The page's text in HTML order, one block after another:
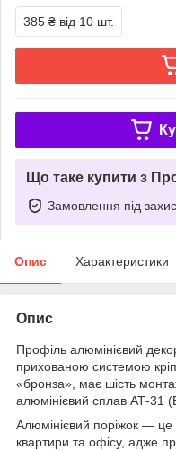
385 ₴ від 10 шт.
Що таке купити з
Замовлення під
Опис Характеристики
Опис
Профіль алюмінієвий
прихованою системою
«бронза», має шість
алюмінієвий сплав АТ-31
Алюмінієвий поріжок —
квартири та офісу, адже